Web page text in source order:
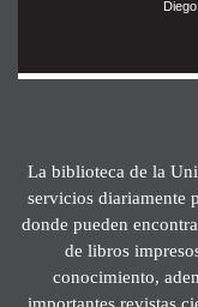
La biblioteca de la
servicios diariamente
donde pueden
de libros
conocimiento,
importantes revistas